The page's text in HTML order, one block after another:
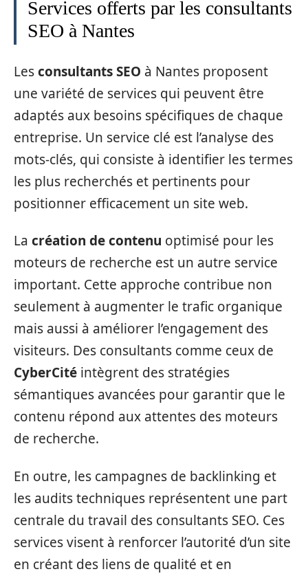
Services offerts par les consultants
SEO à Nantes
Lesconsultants SEO à Nantes proposent
une variété de services qui peuvent être
adaptés aux besoins spécifiques de chaque
entreprise. Un service clé est l’analyse des
mots-clés, qui consiste à identifier les termes
les plus recherchés et pertinents pour
positionner efficacement un site web.
La création de contenu optimisé pour les
moteurs de recherche est un autre service
important. Cette approche contribue non
seulement à augmenter le trafic organique
mais aussi à améliorer l’engagement des
visiteurs. Des consultants comme ceux de
CyberCité intègrent des stratégies
sémantiques avancées pour garantir que le
contenu répond aux attentes des moteurs
de recherche.
En outre, les campagnes de backlinking et
les audits techniques représentent une part
centrale du travail des consultants SEO. Ces
services visent à renforcer l’autorité d’un site
en créant des liens de qualité et en